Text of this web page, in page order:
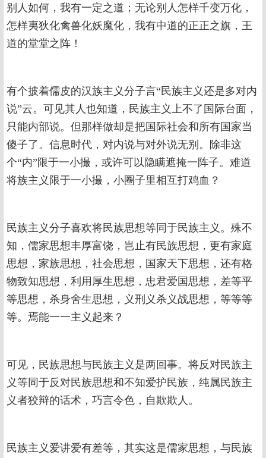
别人如何，我有一定之道；无论别人怎样千变万化，
怎样夷狄化禽兽化妖魔化，我有中道的正正之旗，王
道的堂堂之阵！
有个披着儒皮的汉族主义分子言“民族主义还是多对内
说”云。可见其人也知道，民族主义上不了国际台面，
只能内部说。但那样做却是把国际社会和所有国家当
傻子了。信息时代，对内说与对外说无别。除非这
个“内”限于一小撮，或许可以隐瞒遮掩一阵子。难道
将族主义限于一小撮，小圈子里相互打鸡血？
民族主义分子喜欢将民族思想等同于民族主义。殊不
知，儒家思想丰厚富饶，岂止有民族思想，更有家庭
思想，家族思想，社会思想，国家天下思想，还有格
物致知思想，利用厚生思想，忠君爱国思想，差等平
等思想，杀身舍生思想，义刑义杀义战思想，等等等
等。焉能一一主义起来？
可见，民族思想与民族主义是两回事。将反对民族主
义等同于反对民族思想和不知爱护民族，纯属民族主
义者狡辩的话术，巧言令色，自欺欺人。
民族主义爱讲爱有差等，其实这是儒家思想，与民族